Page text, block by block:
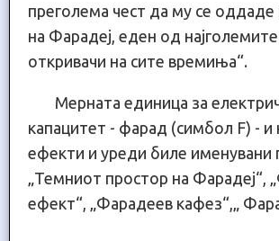
преголема чест да му се
на Фарадеј, еден од
откривачи на сите времиња“.
Мерната единица за
капацитет - фарад (симбол F) - и
ефекти и уреди биле именувани
„Темниот простор на Фарадеј“,
ефект“, „Фарадеев кафез“,„